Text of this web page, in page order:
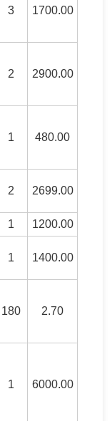
3 1700.00
2 2900.00
1 480.00
2 2699.00
1 1200.00
1 1400.00
180 2.70
1 6000.00